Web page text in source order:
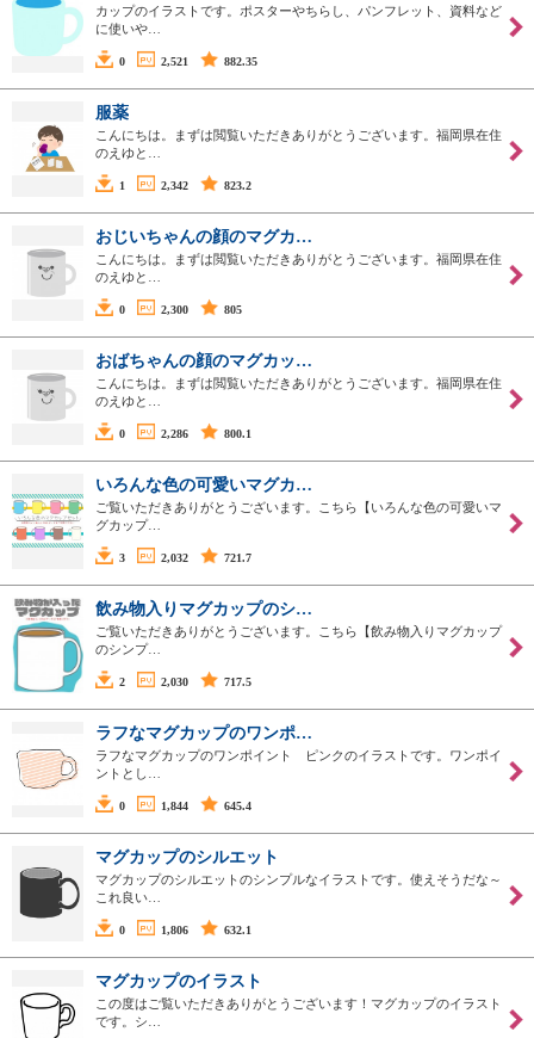
カップのイラストです。ポスターやちらし、パンフレット、資料など
に使いや…
0 2,521 882.35
服薬
こんにちは。まずは閲覧いただきありがとうございます。福岡県在住
のえゆと…
1 2,342 823.2
おじいちゃんの顔のマグカ…
こんにちは。まずは閲覧いただきありがとうございます。福岡県在住
のえゆと…
0 2,300 805
おばちゃんの顔のマグカッ…
こんにちは。まずは閲覧いただきありがとうございます。福岡県在住
のえゆと…
0 2,286 800.1
いろんな色の可愛いマグカ…
ご覧いただきありがとうございます。こちら【いろんな色の可愛いマ
グカップ…
3 2,032 721.7
飲み物入りマグカップのシ…
ご覧いただきありがとうございます。こちら【飲み物入りマグカップ
のシンプ…
2 2,030 717.5
ラフなマグカップのワンポ…
ラフなマグカップのワンポイント ピンクのイラストです。ワンポイ
ントとし…
0 1,844 645.4
マグカップのシルエット
マグカップのシルエットのシンプルなイラストです。使えそうだな～
これ良い…
0 1,806 632.1
マグカップのイラスト
この度はご覧いただきありがとうございます！マグカップのイラスト
です。シ…